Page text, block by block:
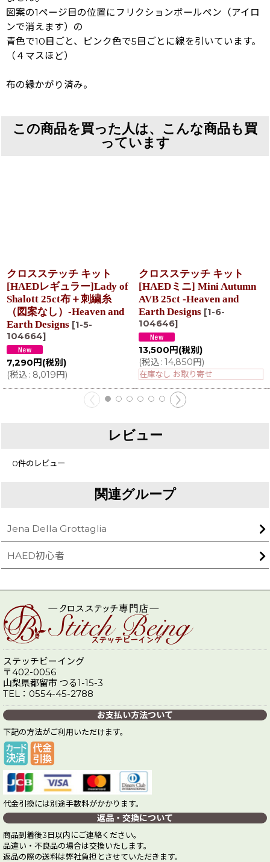
図案の1ページ目の位置にフリクションボールペン（アイロ
ンで消えます）の
青色で10目ごと、ピンク色で5目ごとに線を引いています。
（４マスほど）
布の縁かがり済み。
この商品を買った人は、こんな商品も買
っています
クロスステッチ キット
[HAEDレギュラー]Lady of
Shalott 25ct布＋刺繍糸
（図案なし）-Heaven and
Earth Designs [1-5-
104664]
7,290 円 (税別)
(税込: 8,019円)
クロスステッチ キット
[HAEDミニ] Mini Autumn
AVB 25ct -Heaven and
Earth Designs [1-6-
104646]
13,500 円 (税別)
(税込: 14,850円)
在庫なし お取り寄せ
レビュー
0件のレビュー
関連グループ
Jena Della Grottaglia
HAED初心者
ステッチビーイング
〒402-0056
山梨県都留市 つる1-15-3
TEL：0554-45-2788
お支払い方法ついて
下記の方法がご利用いただけます。
代金引換には別途手数料がかかります。
返品・交換について
商品到着後3日以内にご連絡ください。
品違い・不良品の場合は交換いたします。
返品の際の送料は弊社負担とさせていただきます。